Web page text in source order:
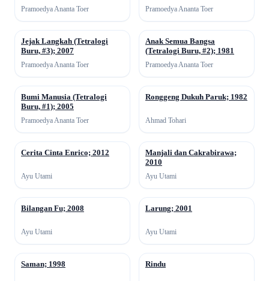
Pramoedya Ananta Toer Pramoedya Ananta Toer
Jejak Langkah (Tetralogi
Buru, #3); 2007
Pramoedya Ananta Toer
Anak Semua Bangsa
(Tetralogi Buru, #2); 1981
Pramoedya Ananta Toer
Bumi Manusia (Tetralogi
Buru, #1); 2005
Pramoedya Ananta Toer
↗
Ronggeng Dukuh Paruk; 1982
Ahmad Tohari
Cerita Cinta Enrico; 2012
Ayu Utami
↗
Manjali dan Cakrabirawa;
2010
Ayu Utami
Bilangan Fu; 2008
Ayu Utami
Larung; 2001
Ayu Utami
Saman; 1998 Rindu